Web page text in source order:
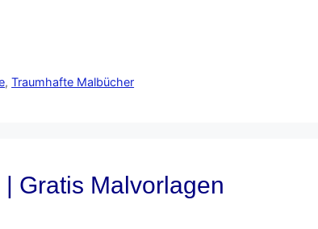
,Traumhafte Malbücher
Gratis Malvorlagen